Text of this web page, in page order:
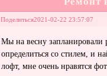
Поделиться2021-02-22 23:57:07
Мы на весну запланировали
определиться со стилем, и
лофт, мне очень нравятся